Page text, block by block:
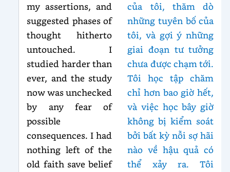
my assertions, and
suggested phases of
thought hitherto
untouched. I
studied harder than
ever, and the study
now was unchecked
by any fear of
possible
consequences. I had
nothing left of the
old faith save belief
của tôi, thăm dò
những tuyên bố của
tôi, và gợi ý những
giai đoạn tư tưởng
chưa được chạm tới.
Tôi học tập chăm
chỉ hơn bao giờ hết,
và việc học bây giờ
không bị kiểm soát
bởi bất kỳ nỗi sợ hãi
nào về hậu quả có
thể xảy ra. Tôi